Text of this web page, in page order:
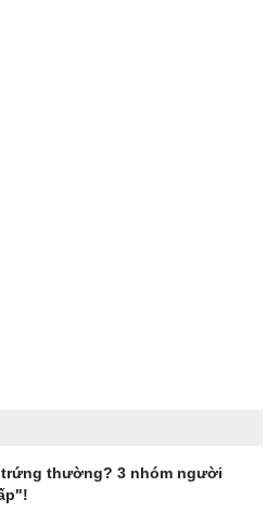
thường? 3 nhóm người